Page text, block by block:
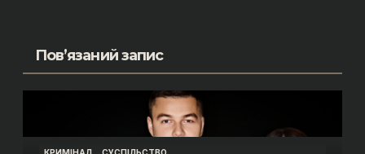
Пов’язаний запис